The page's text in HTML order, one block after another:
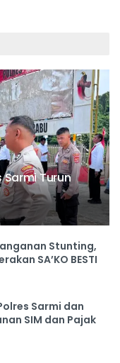
Turun
Stunting,
SA’KO BESTI
Sarmi dan
SIM dan Pajak